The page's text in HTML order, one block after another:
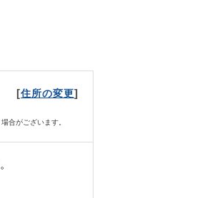
[住所の変更]
合がございます。